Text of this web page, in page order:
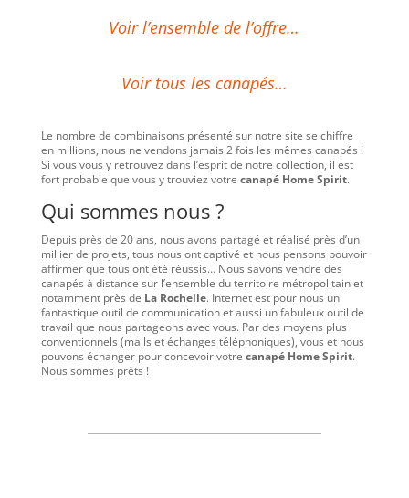
Voir l’ensemble de l’offre…
Voir tous les canapés…
Le nombre de combinaisons présenté sur notre site se chiffre
en millions, nous ne vendons jamais 2 fois les mêmes canapés !
Si vous vous y retrouvez dans l’esprit de notre collection, il est
fort probable que vous y trouviez votre canapé Home Spirit.
Qui sommes nous ?
Depuis près de 20 ans, nous avons partagé et réalisé près d’un
millier de projets, tous nous ont captivé et nous pensons pouvoir
affirmer que tous ont été réussis… Nous savons vendre des
canapés à distance sur l’ensemble du territoire métropolitain et
notamment près de La Rochelle. Internet est pour nous un
fantastique outil de communication et aussi un fabuleux outil de
travail que nous partageons avec vous. Par des moyens plus
conventionnels (mails et échanges téléphoniques), vous et nous
pouvons échanger pour concevoir votre canapé Home Spirit.
Nous sommes prêts !